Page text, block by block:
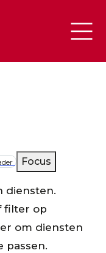
Focus
diensten.
filter op
om diensten
passen.